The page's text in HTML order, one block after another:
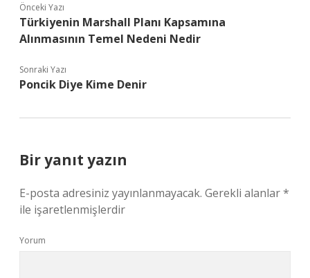
Önceki Yazı
Türkiyenin Marshall Planı Kapsamına
Alınmasının Temel Nedeni Nedir
Sonraki Yazı
Poncik Diye Kime Denir
Bir yanıt yazın
E-posta adresiniz yayınlanmayacak. Gerekli alanlar*
ile işaretlenmişlerdir
Yorum